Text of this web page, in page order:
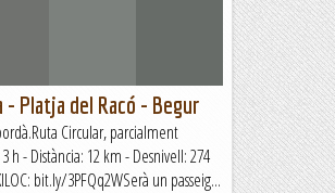
- Platja del Racó - Begur
Circular, parcialment
h - Distància: 12 km - Desnivell: 274
bit.ly/3PFQq2WSerà un passeig...